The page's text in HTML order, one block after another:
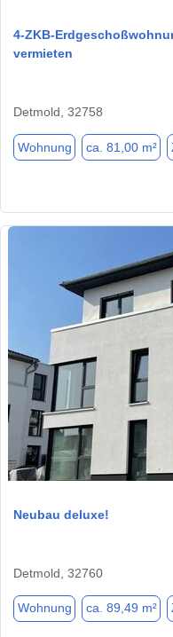
4-ZKB-
vermieten
Detmold, 32758
Wohnung ca. 81,00 m²
Neubau deluxe!
Detmold, 32760
Wohnung ca. 89,49 m²